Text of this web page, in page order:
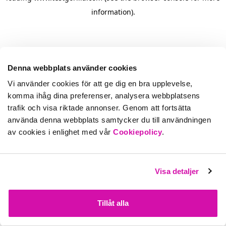
Denna webbplats använder cookies
Vi använder cookies för att ge dig en bra upplevelse,
komma ihåg dina preferenser, analysera webbplatsens
trafik och visa riktade annonser. Genom att fortsätta
använda denna webbplats samtycker du till användningen
av cookies i enlighet med vår Cookiepolicy.
Visa detaljer
Tillåt alla
information).